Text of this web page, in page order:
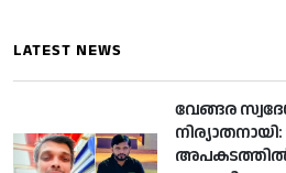
LATEST NEWS
വേങ്ങര
അപകടത്തില്‍